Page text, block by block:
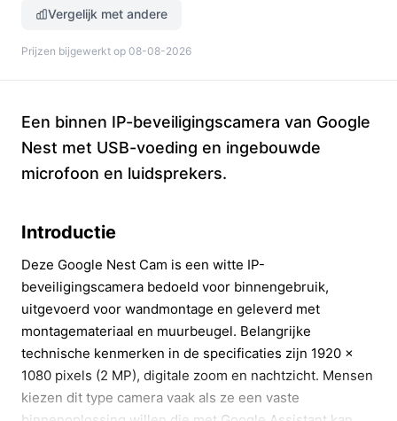
Vergelijk met andere
Prijzen bijgewerkt op 08-08-2026
Een binnen IP-beveiligingscamera van Google
Nest met USB-voeding en ingebouwde
microfoon en luidsprekers.
Introductie
Deze Google Nest Cam is een witte IP-
beveiligingscamera bedoeld voor binnengebruik,
uitgevoerd voor wandmontage en geleverd met
montagemateriaal en muurbeugel. Belangrijke
technische kenmerken in de specificaties zijn 1920 x
1080 pixels (2 MP), digitale zoom en nachtzicht. Mensen
kiezen dit type camera vaak als ze een vaste